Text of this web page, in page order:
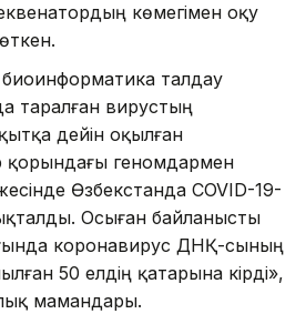
көмегімен оқу
биоинформатика талдау
таралған вирустың
дейін оқылған
қорындағы геномдармен
Өзбекстанда COVID-19-
Осыған байланысты
коронавирус ДНҚ-сының
50 елдің қатарына кірді»,
мамандары.